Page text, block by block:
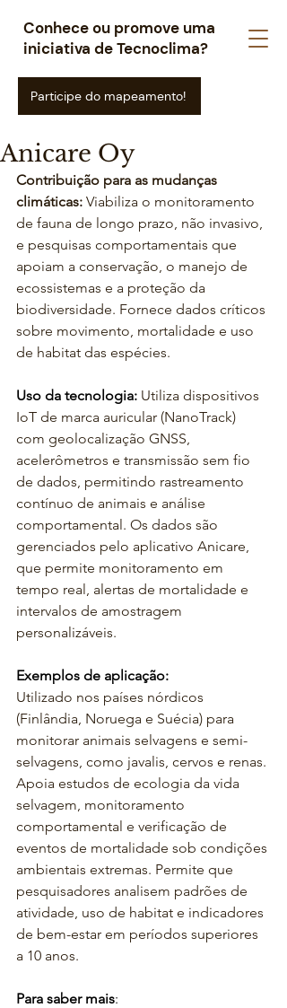
Conhece ou promove uma
iniciativa de Tecnoclima?
Participe do mapeamento!
Anicare Oy
Contribuição para as mudanças
climáticas: Viabiliza o monitoramento
de fauna de longo prazo, não invasivo,
e pesquisas comportamentais que
apoiam a conservação, o manejo de
ecossistemas e a proteção da
biodiversidade. Fornece dados críticos
sobre movimento, mortalidade e uso
de habitat das espécies.
Uso da tecnologia: Utiliza dispositivos
IoT de marca auricular (NanoTrack)
com geolocalização GNSS,
acelerômetros e transmissão sem fio
de dados, permitindo rastreamento
contínuo de animais e análise
comportamental. Os dados são
gerenciados pelo aplicativo Anicare,
que permite monitoramento em
tempo real, alertas de mortalidade e
intervalos de amostragem
personalizáveis.
Exemplos de aplicação:
Utilizado nos países nórdicos
(Finlândia, Noruega e Suécia) para
monitorar animais selvagens e semi-
selvagens, como javalis, cervos e renas.
Apoia estudos de ecologia da vida
selvagem, monitoramento
comportamental e verificação de
eventos de mortalidade sob condições
ambientais extremas. Permite que
pesquisadores analisem padrões de
atividade, uso de habitat e indicadores
de bem-estar em períodos superiores
a 10 anos.
Para saber mais: